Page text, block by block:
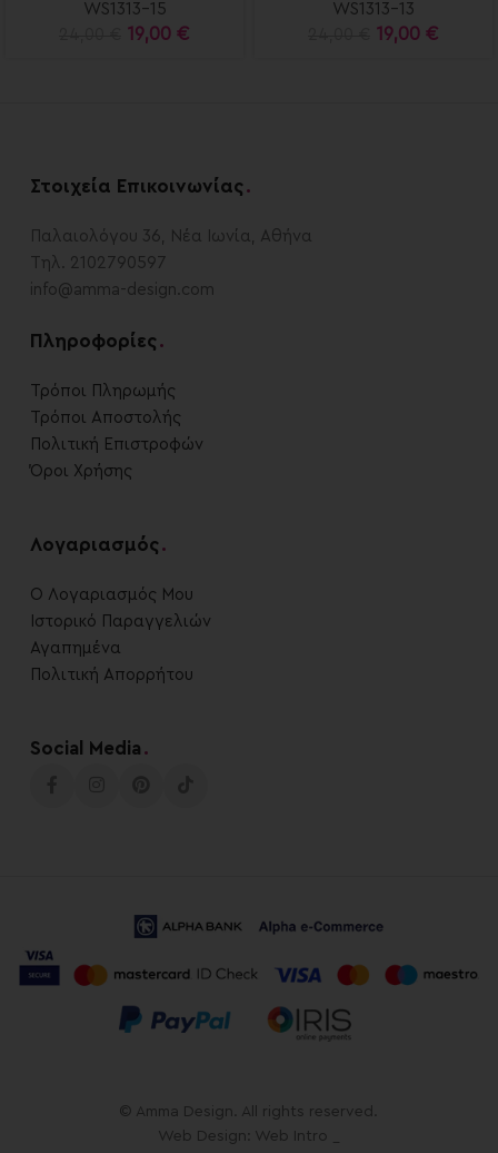
WS1313-15
19,00 €
WS1313-13
19,00 €
Στοιχεία Επικοινωνίας .
Παλαιολόγου 36, Νέα Ιωνία, Αθήνα
Τηλ. 2102790597
info@amma-design.com
Πληροφορίες .
Τρόποι Πληρωμής
Τρόποι Αποστολής
Πολιτική Επιστροφών
Όροι Χρήσης
Λογαριασμός .
Ο Λογαριασμός Μου
Ιστορικό Παραγγελιών
Αγαπημένα
Πολιτική Απορρήτου
Social Media .
© Amma Design. All rights reserved.
Web Design: Web Intro _